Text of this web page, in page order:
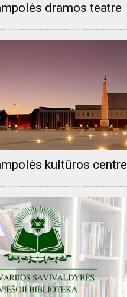
dramos teatre
kultūros centre